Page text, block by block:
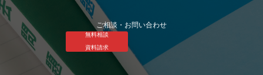
ご相談・お問い合わせ
無料相談
資料請求